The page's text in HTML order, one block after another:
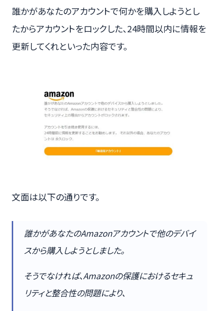
誰かがあなたのアカウントで何かを購入しようとし
たからアカウントをロックした、24時間以内に情報を
更新してくれといった内容です。
文面は以下の通りです。
誰かがあなたのAmazonアカウントで他のデバイ
スから購入しようとしました。
そうでなければ、Amazonの保護におけるセキュ
リティと整合性の問題により、